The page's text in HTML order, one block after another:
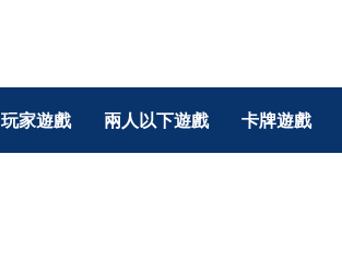
玩家遊戲 兩人以下遊戲 卡牌遊戲